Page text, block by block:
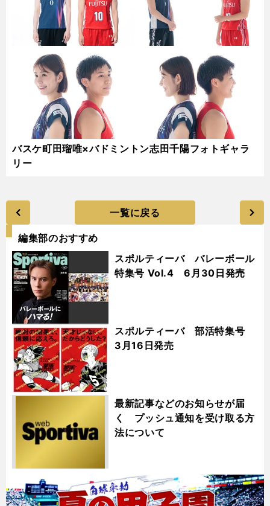
バスケ町田瑠唯×バドミントン志田千陽フォトギャラ
リー
一覧に戻る
編集部のおすすめ
スポルティーバ バレーボール
特集号 Vol.4 6月30日発売
スポルティーバ 部活特集号
3月16日発売
最新記事などのお知らせが届
く プッシュ通知を受け取る方
法について